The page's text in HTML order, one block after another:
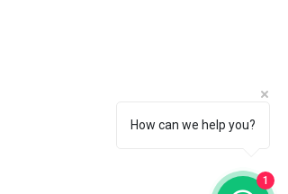
How can we help you?
1